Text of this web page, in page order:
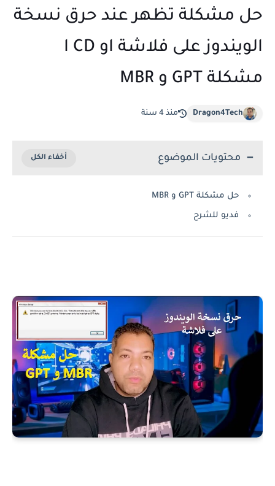
حل مشكلة تظهر عند حرق نسخة
الويندوز على فلاشة او CD ا
مشكلة GPT و MBR
Dragon4Tech منذ 4 سنة
محتويات الموضوع
حل مشكلة GPT و MBR
فديو للشرح